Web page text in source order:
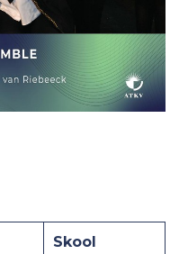
Skool